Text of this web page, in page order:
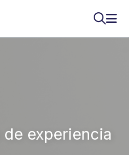
experiencia